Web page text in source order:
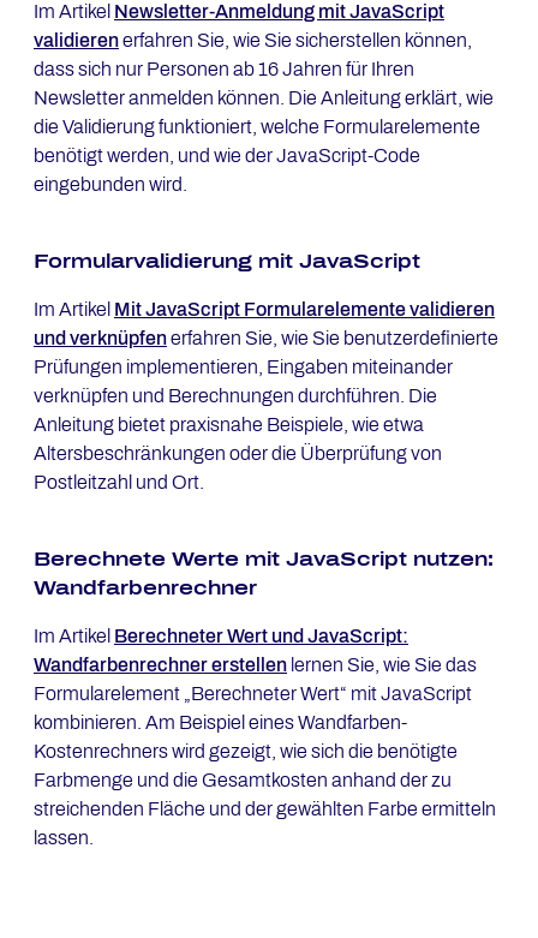
Im Artikel Newsletter-Anmeldung mit JavaScript
validierenerfahren Sie, wie Sie sicherstellen können,
dass sich nur Personen ab 16 Jahren für Ihren
Newsletter anmelden können. Die Anleitung erklärt, wie
die Validierung funktioniert, welche Formularelemente
benötigt werden, und wie der JavaScript-Code
eingebunden wird.
Formularvalidierung mit JavaScript
Im Artikel Mit JavaScript Formularelemente validieren
und verknüpfenerfahren Sie, wie Sie benutzerdefinierte
Prüfungen implementieren, Eingaben miteinander
verknüpfen und Berechnungen durchführen. Die
Anleitung bietet praxisnahe Beispiele, wie etwa
Altersbeschränkungen oder die Überprüfung von
Postleitzahl und Ort.
Berechnete Werte mit JavaScript nutzen:
Wandfarbenrechner
Im Artikel Berechneter Wert und JavaScript:
Wandfarbenrechner erstellen lernen Sie, wie Sie das
Formularelement „Berechneter Wert“ mit JavaScript
kombinieren. Am Beispiel eines Wandfarben-
Kostenrechners wird gezeigt, wie sich die benötigte
Farbmenge und die Gesamtkosten anhand der zu
streichenden Fläche und der gewählten Farbe ermitteln
lassen.